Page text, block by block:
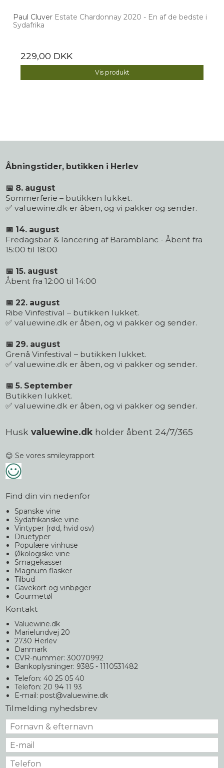
Paul Cluver Estate Chardonnay 2020 - En af de bedste i
Sydafrika
229,00 DKK
Vis produkt
Åbningstider, butikken i Herlev
📅 8. august
Sommerferie – butikken lukket.
✅ valuewine.dk er åben, og vi pakker og sender.
📅 14. august
Fredagsbar & lancering af Baramblanc - Åbent fra
15:00 til 18:00
📅 15. august
Åbent fra 12:00 til 14:00
📅 22. august
Ribe Vinfestival – butikken lukket.
✅ valuewine.dk er åben, og vi pakker og sender.
📅 29. august
Grenå Vinfestival – butikken lukket.
✅ valuewine.dk er åben, og vi pakker og sender.
📅 5. September
Butikken lukket.
✅ valuewine.dk er åben, og vi pakker og sender.
Husk valuewine.dk holder åbent 24/7/365
😊 Se vores smileyrapport
Find din vin nedenfor
Spanske vine
Sydafrikanske vine
Vintyper (rød, hvid osv)
Druetyper
Populære vinhuse
Økologiske vine
Smagekasser
Magnum flasker
Tilbud
Gavekort og vinbøger
Gourmetøl
Kontakt
Valuewine.dk
Marielundvej 20
2730 Herlev
Danmark
CVR-nummer: 30070992
Bankoplysninger: 9385 - 1110531482
Telefon: 40 25 05 40
Telefon: 20 94 11 93
E-mail: post@valuewine.dk
Tilmelding nyhedsbrev